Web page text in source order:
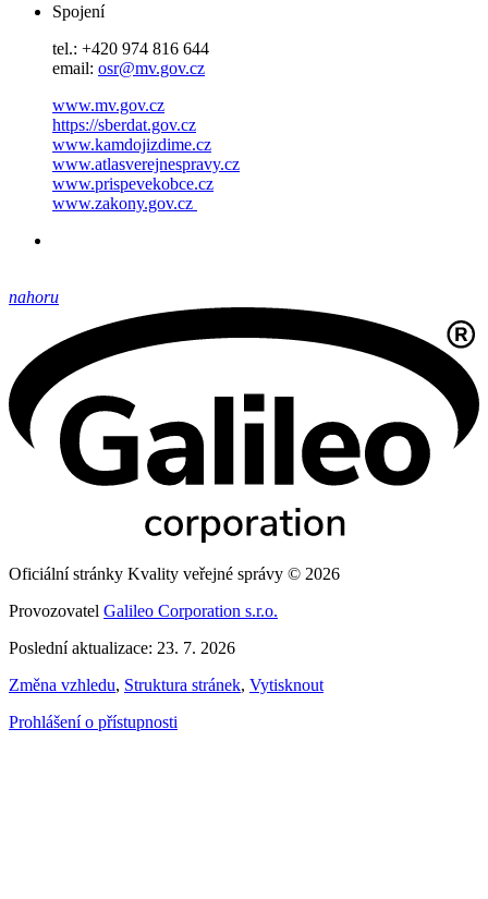
Spojení
tel.: +420 974 816 644
email: osr@mv.gov.cz
www.mv.gov.cz
https://sberdat.gov.cz
www.kamdojizdime.cz
www.atlasverejnespravy.cz
www.prispevekobce.cz
www.zakony.gov.cz
nahoru
Oficiální stránky Kvality veřejné správy © 2026
Provozovatel Galileo Corporation s.r.o.
Poslední aktualizace: 23. 7. 2026
Změna vzhledu, Struktura stránek, Vytisknout
Prohlášení o přístupnosti